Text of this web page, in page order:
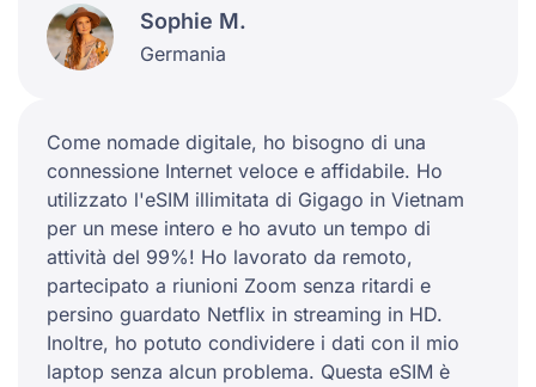
Sophie M.
Germania
Come nomade digitale, ho bisogno di una
connessione Internet veloce e affidabile. Ho
utilizzato l'eSIM illimitata di Gigago in Vietnam
per un mese intero e ho avuto un tempo di
attività del 99%! Ho lavorato da remoto,
partecipato a riunioni Zoom senza ritardi e
persino guardato Netflix in streaming in HD.
Inoltre, ho potuto condividere i dati con il mio
laptop senza alcun problema. Questa eSIM è